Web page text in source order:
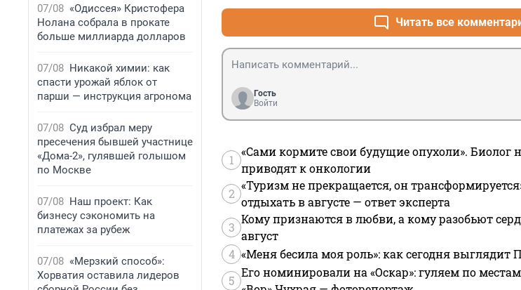
07/08 «Одиссея» Кристофера
Нолана собрала в прокате
больше миллиарда долларов
07/08 Никакой химии: как
спасти урожай яблок от
парши — инструкция агронома
07/08 Суд избрал меру
пресечения бывшей участнице
«Дома-2», гулявшей голышом
по Москве
07/08 Наш проект: Как
бизнесу сэкономить на
платежах за рубеж
07/08 «Мерзкий способ»:
Хорватия оставила лидеров
Читать все
Гость
Войти
1
«Сами кормите свои будущие опухоли». Биолог
приводят к онкологии
2
«Туризм не прекращается, он
отдыхать в августе — ответ эксперта
3
Кому признаются в любви, а кому разобьют
август
4 «Меня бесила моя роль»: как сегодня выглядит
5
Его номинировали на «Оскар»: гуляем по